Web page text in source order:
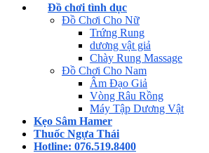
Đồ chơi tình dục
Đồ Chơi Cho Nữ
Trứng Rung
dương vật giả
Chày Rung Massage
Đồ Chơi Cho Nam
Âm Đạo Giả
Vòng Râu Rồng
Máy Tập Dương Vật
Kẹo Sâm Hamer
Thuốc Ngựa Thái
Hotline: 076.519.8400